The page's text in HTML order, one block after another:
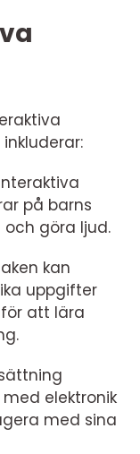
på barns
och göra ljud.
kan
uppgifter
att lära
elektronik
med sina